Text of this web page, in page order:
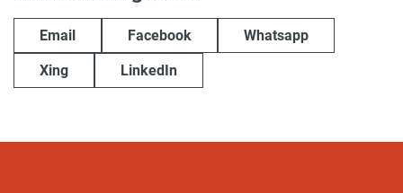
Email Facebook Whatsapp
Xing LinkedIn